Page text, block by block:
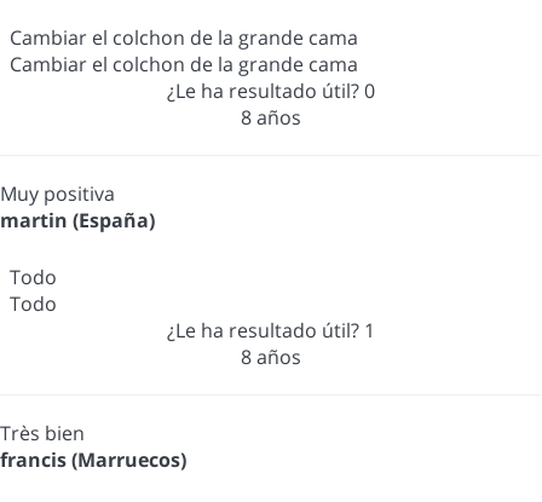
Cambiar el colchon de la grande cama
Cambiar el colchon de la grande cama
¿Le ha resultado útil?0
8 años
Muy positiva
martin (España)
Todo
Todo
¿Le ha resultado útil? 1
8 años
Très bien
francis (Marruecos)